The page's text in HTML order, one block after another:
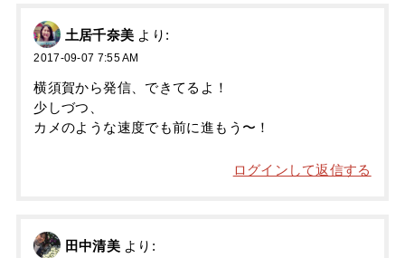
土居千奈美 より:
2017-09-07 7:55 AM
横須賀から発信、できてるよ！
少しづつ、
カメのような速度でも前に進もう〜！
ログインして返信する
田中清美 より: